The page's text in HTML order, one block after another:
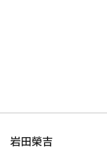
岩田榮吉